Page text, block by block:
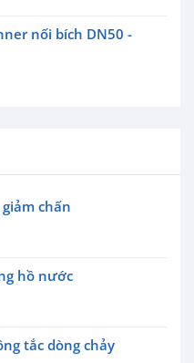
nối bích DN50 -
chấn
hồ nước
tắc dòng chảy